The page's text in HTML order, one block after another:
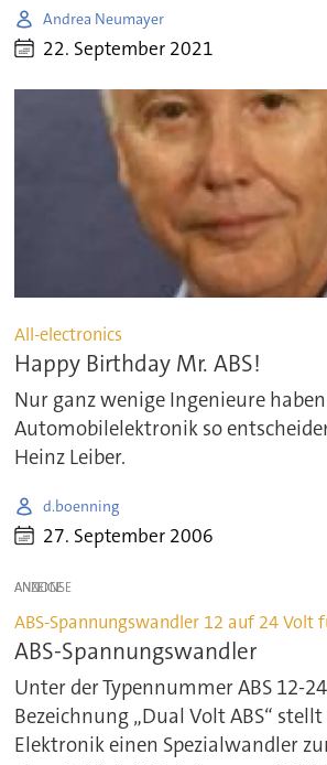
Andrea Neumayer
22. September 2021
All-electronics
Happy Birthday Mr. ABS!
Nur ganz wenige Ingenieure
Automobilelektronik so
Heinz Leiber.
d.boenning
27. September 2006
ANZEIGE
ABS-Spannungswandler 12 auf 24 Volt
ABS-Spannungswandler
Unter der Typennummer ABS 12-
Bezeichnung „Dual Volt ABS“
Elektronik einen Spezialwandler